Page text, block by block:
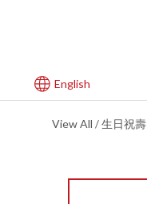
English
View All /生日祝壽